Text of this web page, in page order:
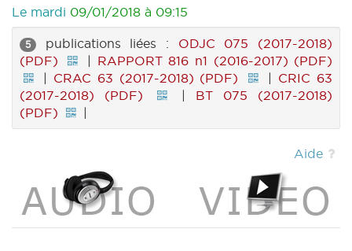
Le mardi 09/01/2018 à 09:15
5 publications liées : ODJC 075 (2017-2018)
(PDF)
| RAPPORT 816 n1 (2016-2017) (PDF)
| CRAC 63 (2017-2018) (PDF) | CRIC 63
(2017-2018) (PDF)
| BT 075 (2017-2018)
(PDF)
|
Aide